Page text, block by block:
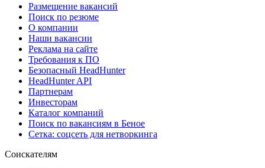
Размещение вакансий
Поиск по резюме
О компании
Наши вакансии
Реклама на сайте
Требования к ПО
Безопасный HeadHunter
HeadHunter API
Партнерам
Инвесторам
Каталог компаний
Поиск по вакансиям в Беное
Сетка: соцсеть для нетворкинга
Соискателям